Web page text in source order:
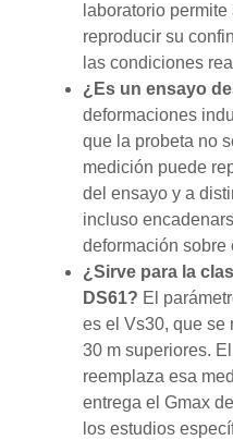
laboratorio
reproducir su
las condiciones
¿Es un ensayo
deformaciones
que la probeta no
medición puede
del ensayo y a
incluso
deformación sobre
¿Sirve para la
DS61? El
es el Vs30, que se
30 m superiores.
reemplaza esa
entrega el Gmax
los estudios